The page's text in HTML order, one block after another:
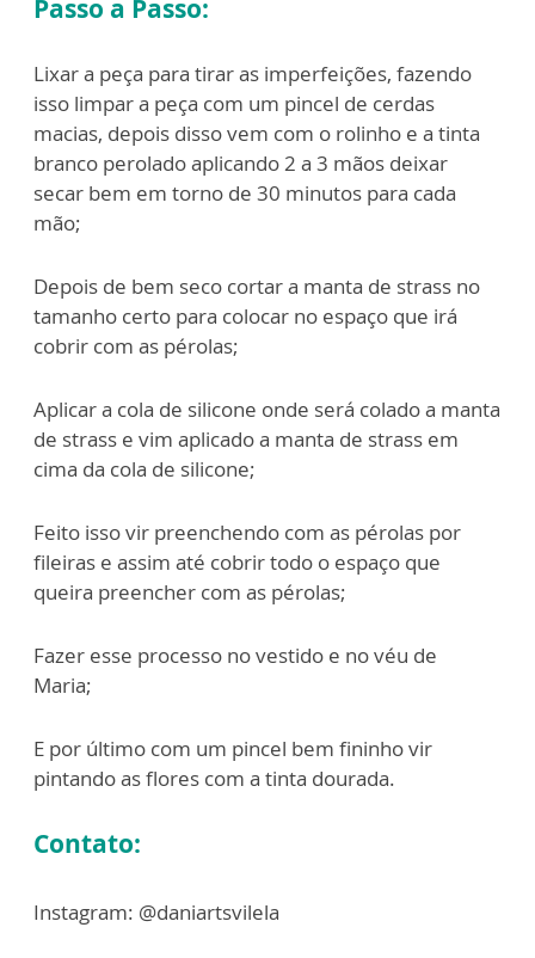
Passo a Passo:
Lixar a peça para tirar as imperfeições, fazendo
isso limpar a peça com um pincel de cerdas
macias, depois disso vem com o rolinho e a tinta
branco perolado aplicando 2 a 3 mãos deixar
secar bem em torno de 30 minutos para cada
mão;
Depois de bem seco cortar a manta de strass no
tamanho certo para colocar no espaço que irá
cobrir com as pérolas;
Aplicar a cola de silicone onde será colado a manta
de strass e vim aplicado a manta de strass em
cima da cola de silicone;
Feito isso vir preenchendo com as pérolas por
fileiras e assim até cobrir todo o espaço que
queira preencher com as pérolas;
Fazer esse processo no vestido e no véu de
Maria;
E por último com um pincel bem fininho vir
pintando as flores com a tinta dourada.
Contato:
Instagram: @daniartsvilela